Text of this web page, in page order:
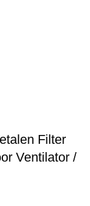
Filter
Ventilator /